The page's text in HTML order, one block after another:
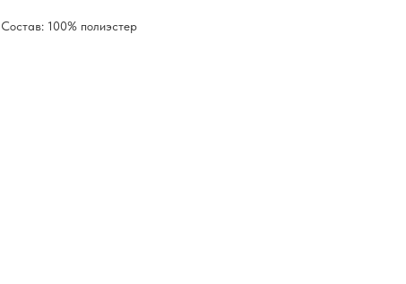
Состав: 100% полиэстер